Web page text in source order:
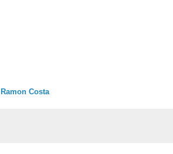
Ramon Costa